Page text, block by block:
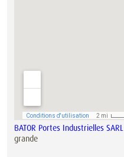
BATOR Portes Industrielles SARL
grande